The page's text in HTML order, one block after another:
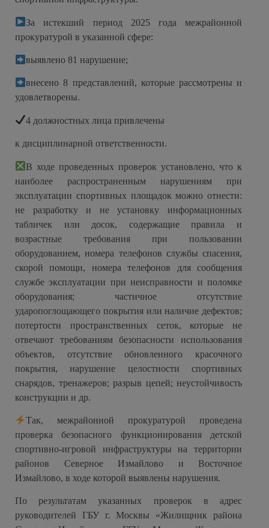
За истекший период 2025 года межрайонной
прокуратурой в указанной сфере:
выявлено 81 нарушение;
внесено 8 представлений, которые рассмотрены и
удовлетворены.
4 должностных лица привлечены
к дисциплинарной ответственности.
В ходе проведенных проверок установлено, что к
наиболее распространенным нарушениям при
эксплуатации спортивных площадок можно отнести:
не разработку и не установку информационных
табличек или досок, содержащие правила и
возрастные требования при пользовании
оборудованием, номера телефонов службы спасения,
скорой помощи, номера телефонов для сообщения
службе эксплуатации при неисправности и поломке
оборудования; частичное отсутствие
ударопоглощающего покрытия или наличие дефектов;
потертости пространственных сеток, которые не
отвечают требованиям безопасности использования
объектов, отсутствие обновленного красочного
покрытия, нарушение целостности спортивных
снарядов, тренажеров; разрыв цепей; неустойчивость
конструкции и др.
Так, межрайонной прокуратурой проведена
проверка безопасного функционирования детской
спортивно-игровой инфраструктуры на территории
районов Северное Измайлово и Восточное
Измайлово, в ходе которой выявлены нарушения.
По результатам указанных проверок в адрес
руководителей ГБУ г. Москвы «Жилищник района